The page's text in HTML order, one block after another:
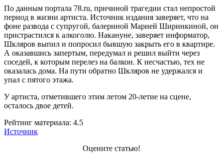
По данным портала 78.ru, причиной трагедии стал непростой
период в жизни артиста. Источник издания заверяет, что на
фоне развода с супругой, балериной Марией Ширинкиной, он
пристрастился к алкоголю. Накануне, заверяет информатор,
Шкляров выпил и попросил бывшую закрыть его в квартире.
А оказавшись запертым, передумал и решил выйти через
соседей, к которым перелез на балкон. К несчастью, тех не
оказалась дома. На пути обратно Шкляров не удержался и
упал с пятого этажа.
У артиста, отметившего этим летом 20-летие на сцене,
осталось двое детей.
Рейтинг материала: 4.5
Источник
Оцените статью!